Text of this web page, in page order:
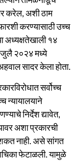
करेल, अशी ठाम
करण्यासाठी उच्च
अध्यक्षतेखाली १४
जुलै २०२४ मध्ये
सादर केला होता.
सर्वोच्च
न्यायालयाने
निर्देश द्यावेत,
अशा प्रकारची
नाही. असे सांगत
फेटाळली. यामुळे